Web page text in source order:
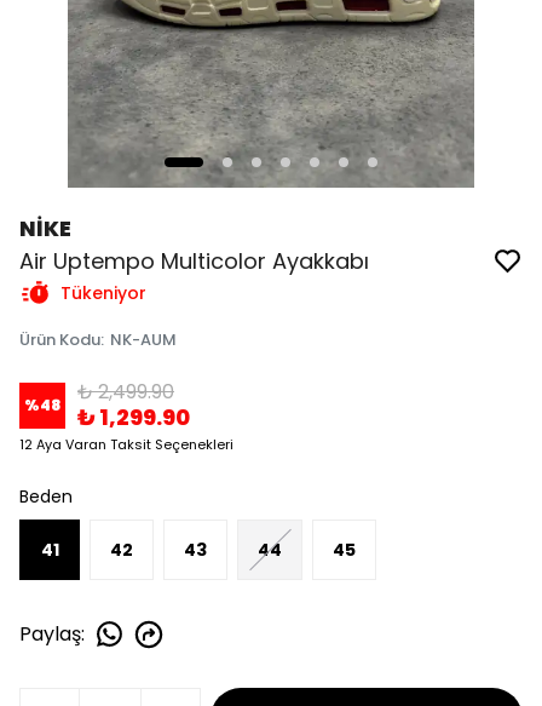
NİKE
Air Uptempo Multicolor Ayakkabı
Tükeniyor
Ürün Kodu: NK-AUM
%48 ₺ 2,499.90
₺ 1,299.90
12 Aya Varan Taksit Seçenekleri
Beden
41 42 43 44 45
Paylaş: